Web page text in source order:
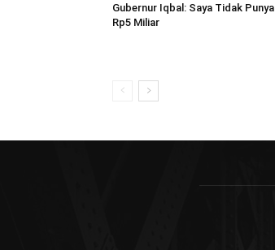
Gubernur Iqbal: Saya Tidak Punya
Rp5 Miliar